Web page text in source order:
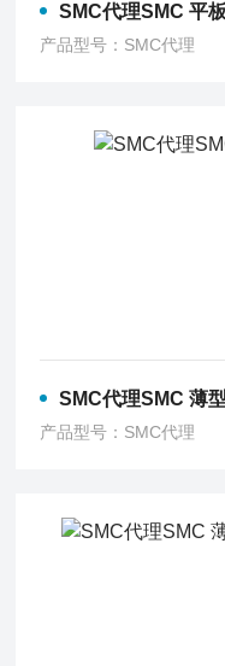
SMC代理SMC 平
产品型号：SMC代理
SMC代理SMC 薄
产品型号：SMC代理